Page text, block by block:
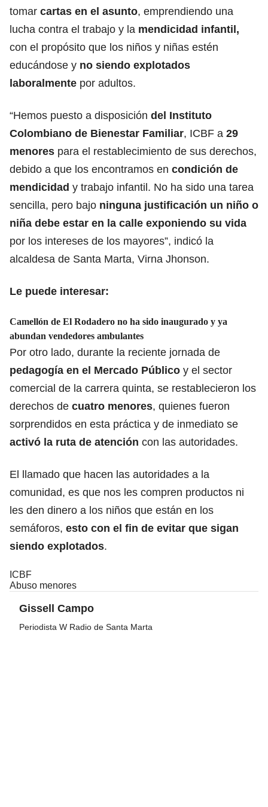
tomar cartas en el asunto, emprendiendo una
lucha contra el trabajo y la mendicidad infantil,
con el propósito que los niños y niñas estén
educándose y no siendo explotados
laboralmente por adultos.
“Hemos puesto a disposición del Instituto
Colombiano de Bienestar Familiar, ICBF a 29
menores para el restablecimiento de sus derechos,
debido a que los encontramos en condición de
mendicidad y trabajo infantil. No ha sido una tarea
sencilla, pero bajo ninguna justificación un niño o
niña debe estar en la calle exponiendo su vida
por los intereses de los mayores”, indicó la
alcaldesa de Santa Marta, Virna Jhonson.
Le puede interesar:
Camellón de El Rodadero no ha sido inaugurado y ya
abundan vendedores ambulantes
Por otro lado, durante la reciente jornada de
pedagogía en el Mercado Público y el sector
comercial de la carrera quinta, se restablecieron los
derechos de cuatro menores, quienes fueron
sorprendidos en esta práctica y de inmediato se
activó la ruta de atención con las autoridades.
El llamado que hacen las autoridades a la
comunidad, es que nos les compren productos ni
les den dinero a los niños que están en los
semáforos, esto con el fin de evitar que sigan
siendo explotados.
ICBF
Abuso menores
Gissell Campo
Periodista W Radio de Santa Marta